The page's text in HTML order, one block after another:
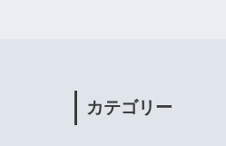
カテゴリー